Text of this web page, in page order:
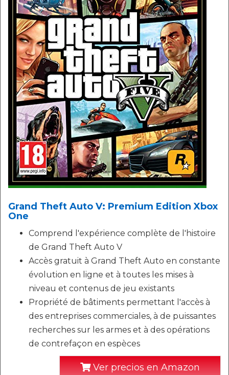
Grand Theft Auto V: Premium Edition Xbox
One
Comprend l'expérience complète de l'histoire
de Grand Theft Auto V
Accès gratuit à Grand Theft Auto en constante
évolution en ligne et à toutes les mises à
niveau et contenus de jeu existants
Propriété de bâtiments permettant l'accès à
des entreprises commerciales, à de puissantes
recherches sur les armes et à des opérations
de contrefaçon en espèces
Ver precios en Amazon